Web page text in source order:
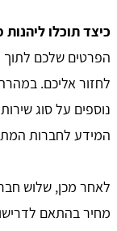
כיצד תוכלו
הפרטים שלכם לתוך
לחזור אליכם.
נוספים על סוג
המידע לחברות
לאחר מכן, שלוש
מחיר בהתאם